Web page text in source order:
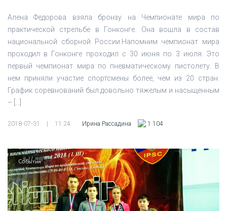
Алена Федорова взяла бронзу на Чемпионате мира по
практической стрельбе в Гонконге. Она вошла в состав
национальной сборной России.Напомним чемпионат мира
проходил в Гонконге проходил с 30 июня по 3 июля. Это
первый чемпионат мира по пневматическому пистолету. В
нем приняли участие спортсмены более, чем из 20 стран.
График соревнований был довольно тяжелым и насыщенным
– […]
2018-07-31 11:24 Ирина Рассадина 1 104
События